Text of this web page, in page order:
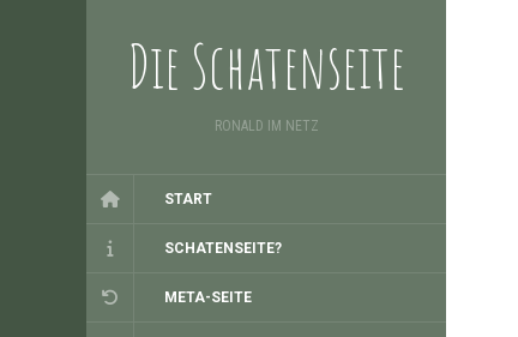
Die Schatenseite
RONALD IM NETZ
START
SCHATENSEITE?
META-SEITE